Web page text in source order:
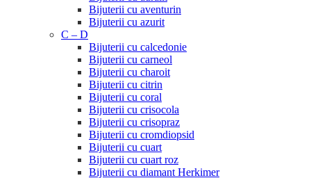
Bijuterii cu aventurin
Bijuterii cu azurit
C – D
Bijuterii cu calcedonie
Bijuterii cu carneol
Bijuterii cu charoit
Bijuterii cu citrin
Bijuterii cu coral
Bijuterii cu crisocola
Bijuterii cu crisopraz
Bijuterii cu cromdiopsid
Bijuterii cu cuart
Bijuterii cu cuart roz
Bijuterii cu diamant Herkimer